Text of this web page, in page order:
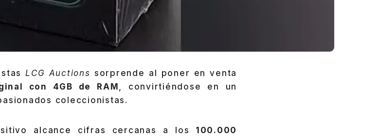
LCG Auctions sorprende al poner en venta
con 4GB de RAM , convirtiéndose en un
coleccionistas.
alcance cifras cercanas a los
100.000